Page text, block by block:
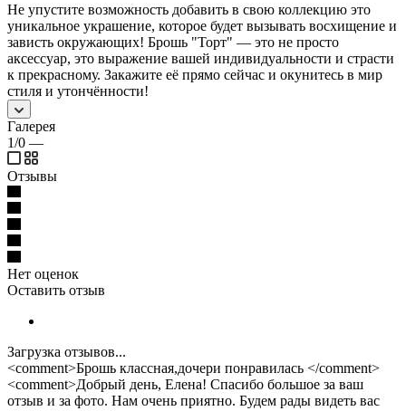
Не упустите возможность добавить в свою коллекцию это
уникальное украшение, которое будет вызывать восхищение и
зависть окружающих! Брошь "Торт" — это не просто
аксессуар, это выражение вашей индивидуальности и страсти
к прекрасному. Закажите её прямо сейчас и окунитесь в мир
стиля и утончённости!
Галерея
1/0 —
Отзывы
Нет оценок
Оставить отзыв
Загрузка отзывов...
<comment>Брошь классная,дочери понравилась </comment>
<comment>Добрый день, Елена! Спасибо большое за ваш
отзыв и за фото. Нам очень приятно. Будем рады видеть вас